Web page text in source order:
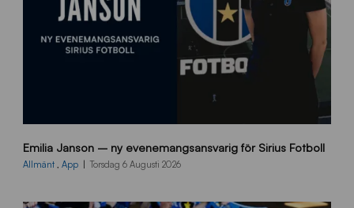
0
0
Emilia Janson – ny evenemangsansvarig för Sirius Fotboll
Allmänt , App Torsdag 6 Augusti 2026